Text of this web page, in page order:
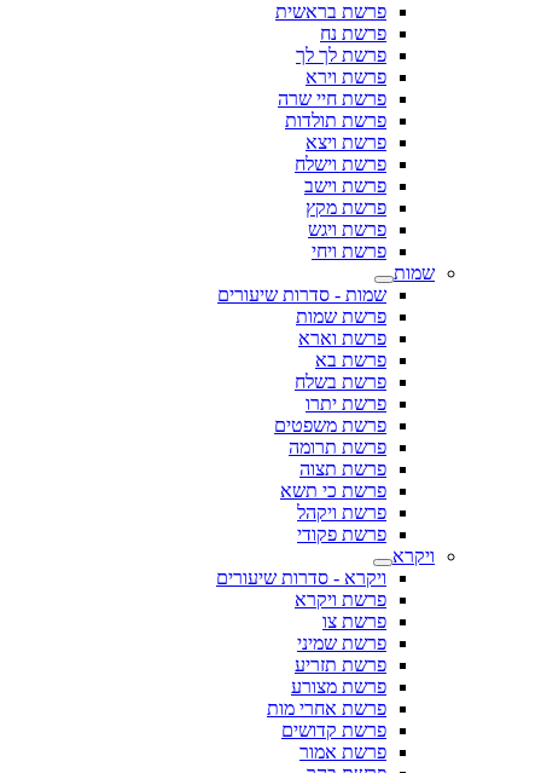
פרשת בראשית
פרשת נח
פרשת לך לך
פרשת וירא
פרשת חיי שרה
פרשת תולדות
פרשת ויצא
פרשת וישלח
פרשת וישב
פרשת מקץ
פרשת ויגש
פרשת ויחי
שמות
שמות - סדרות שיעורים
פרשת שמות
פרשת וארא
פרשת בא
פרשת בשלח
פרשת יתרו
פרשת משפטים
פרשת תרומה
פרשת תצוה
פרשת כי תשא
פרשת ויקהל
פרשת פקודי
ויקרא
ויקרא - סדרות שיעורים
פרשת ויקרא
פרשת צו
פרשת שמיני
פרשת תזריע
פרשת מצורע
פרשת אחרי מות
פרשת קדושים
פרשת אמור